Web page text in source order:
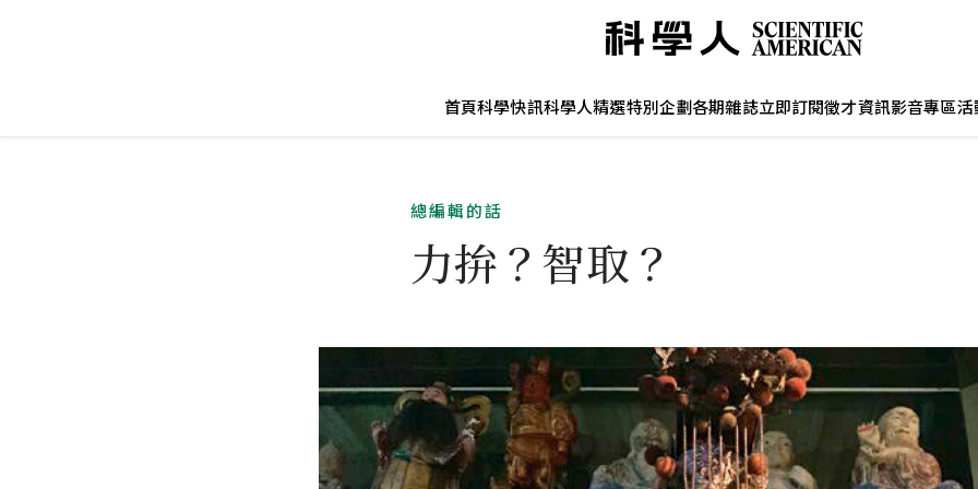
首頁科學快訊科學人精選特別企劃各期雜誌立即訂閱徵才資訊影音專區活
總編輯的話
力拚？智取？